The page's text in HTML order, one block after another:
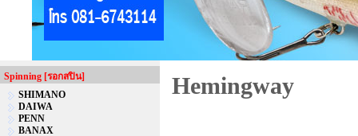
Spinning [รอกสปิน]
SHIMANO
DAIWA
PENN
BANAX
Hemingway